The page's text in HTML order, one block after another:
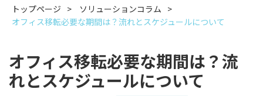
トップページ
ソリューションコラム
オフィス移転必要な期間は？流れとスケジュールについて
オフィス移転必要な期間は？流
れとスケジュールについて